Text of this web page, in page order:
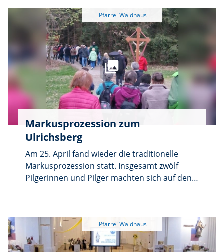
Wallfahrten mit Pilgermessen.
Pfarrei Waidhaus
Markusprozession zum
Ulrichsberg
Am 25. April fand wieder die traditionelle
Markusprozession statt. Insgesamt zwölf
Pilgerinnen und Pilger machten sich auf den
Pfarrei Waidhaus